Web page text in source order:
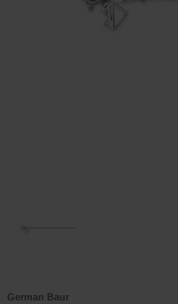
German Baur